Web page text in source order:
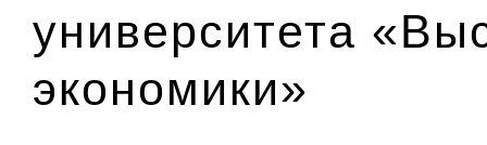
университета
экономики»